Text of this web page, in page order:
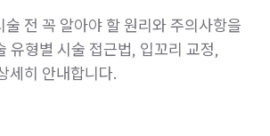
술 전 꼭 알아야 할 원리와 주의사항을
유형별 시술 접근법, 입꼬리 교정,
세히 안내합니다.